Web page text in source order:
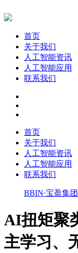
首页
关于我们
人工智能资讯
人工智能应用
联系我们
首页
关于我们
人工智能资讯
人工智能应用
联系我们
BBIN·宝盈集团
AI扭矩聚
主学习、